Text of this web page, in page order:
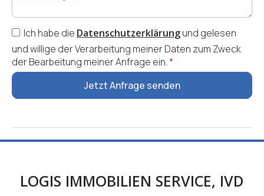
Ich habe die Datenschutzerklärungund gelesen
und willige der Verarbeitung meiner Daten zum Zweck
der Bearbeitung meiner Anfrage ein. *
Jetzt Anfrage senden
LOGIS IMMOBILIEN SERVICE, IVD